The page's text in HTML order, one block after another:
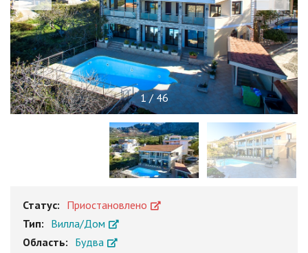
1 /46
Статус: Приостановлено
Тип: Вилла/Дом
Область: Будва